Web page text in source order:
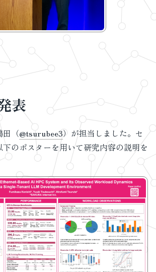
表
田（@tsurubee3）が担当しました。セ
のポスターを用いて研究内容の説明を